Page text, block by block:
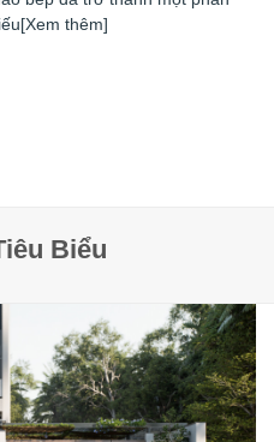
thêm]
Biểu